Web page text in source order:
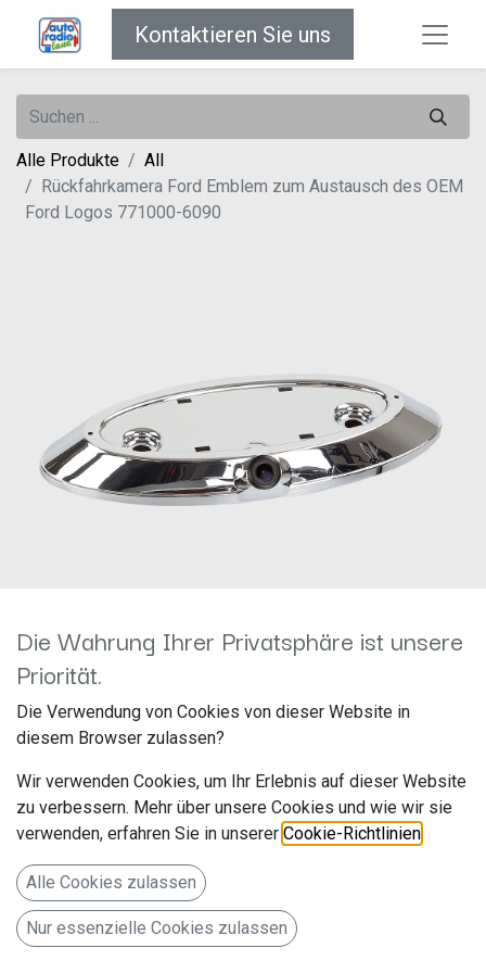
Kontaktieren Sie uns
Alle Produkte
All
Rückfahrkamera Ford Emblem zum Austausch des OEM
Ford Logos 771000-6090
Rückfahrkamera Ford Emblem
zum Austausch des OEM Ford
Logos 771000-6090
Artikelnummer: 771000-6090
acv GmbH
Straßburger Allee 10-12
Die Wahrung Ihrer Privatsphäre ist unsere
Priorität.
Die Verwendung von Cookies von dieser Website in
diesem Browser zulassen?
Wir verwenden Cookies, um Ihr Erlebnis auf dieser Website
zu verbessern. Mehr über unsere Cookies und wie wir sie
verwenden, erfahren Sie in unserer Cookie-Richtlinien
Alle Cookies zulassen
Nur essenzielle Cookies zulassen